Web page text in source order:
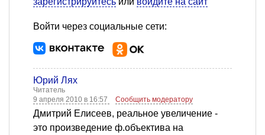
Войти через социальные сети:
Юрий Лях
Читатель
9 апреля 2010 в 16:57
Сообщить модератору
Дмитрий Елисеев, реальное увеличение -
это произведение ф.объектива на